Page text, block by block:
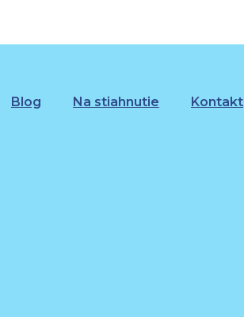
Blog Na stiahnutie Kontakt